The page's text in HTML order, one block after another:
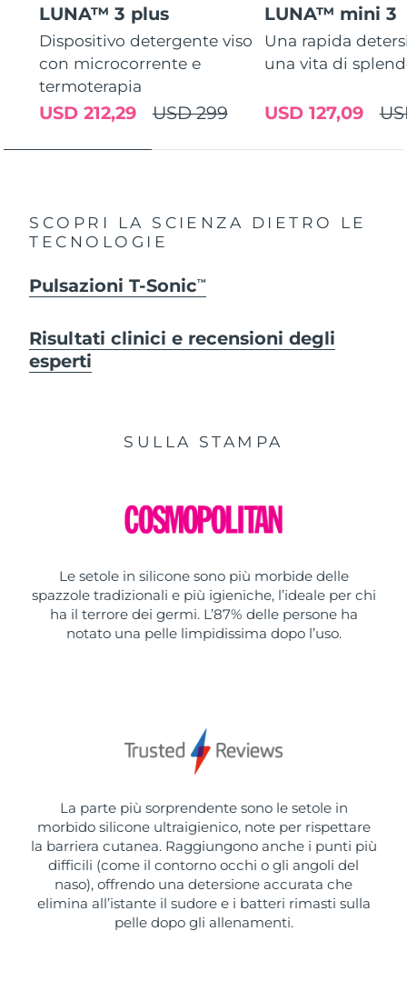
LUNA™ 3 plus
Dispositivo detergente viso
con microcorrente e
termoterapia
USD 299
USD 212,29
LUNA™ mini 3
Una rapida
una vita di
USD 127,09
SCOPRI LA SCIENZA DIETRO LE
TECNOLOGIE
Pulsazioni T-SonicTM
Risultati clinici e recensioni degli
esperti
SULLA STAMPA
Le setole in silicone sono più morbide delle
spazzole tradizionali e più igieniche, l’ideale per chi
ha il terrore dei germi. L’87% delle persone ha
notato una pelle limpidissima dopo l’uso.
La parte più sorprendente sono le setole in
morbido silicone ultraigienico, note per rispettare
la barriera cutanea. Raggiungono anche i punti più
difficili (come il contorno occhi o gli angoli del
naso), offrendo una detersione accurata che
elimina all’istante il sudore e i batteri rimasti sulla
pelle dopo gli allenamenti.